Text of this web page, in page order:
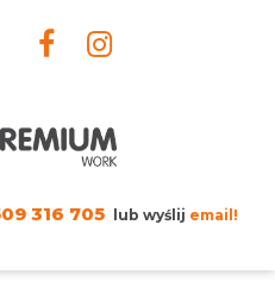
316 705 lub wyślij email!